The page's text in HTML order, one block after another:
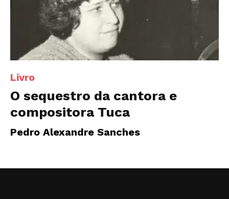
Livro
O sequestro da cantora e
compositora Tuca
Pedro Alexandre Sanches